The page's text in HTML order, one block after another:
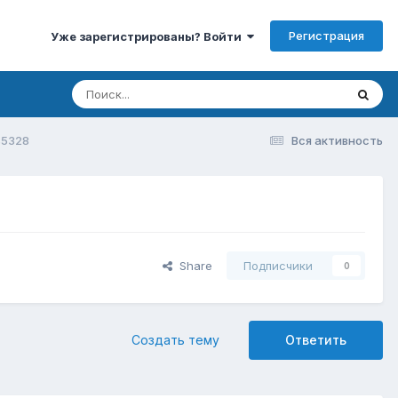
Уже зарегистрированы? Войти Регистрация
Вся активность
Share Подписчики 0
Ответить
Создать тему